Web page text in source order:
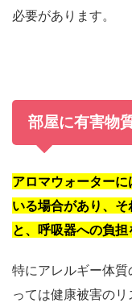
必要があります。
部屋に有害物
アロマウォーター
いる場合があり、
と、呼吸器への負担
特にアレルギー体
っては健康被害のリ